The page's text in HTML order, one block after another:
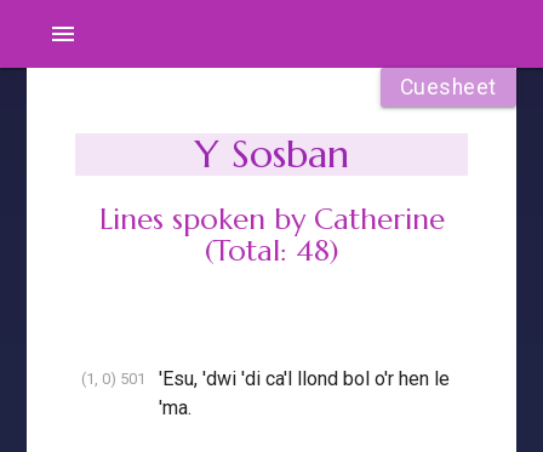
menu
Cuesheet
Y Sosban
Lines spoken by Catherine
(Total: 48)
(1, 0) 501
'Esu, 'dwi 'di ca'l llond bol o'r hen le
'ma.